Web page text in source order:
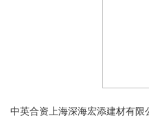
中英合资上海深海宏添建材有